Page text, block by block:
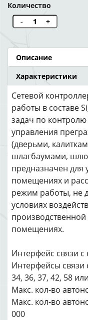
Количество
-
+
Описание
Характеристики
Сетевой
работы в составе
задач по
управления
(дверьми,
шлагбаумами,
предназначен для
помещениях и
режим работы, не
условиях
помещениях.
Интерфейс связи
Интерфейсы связи
34, 36, 37, 42, 58
Макс. кол-во
Макс. кол-во
000